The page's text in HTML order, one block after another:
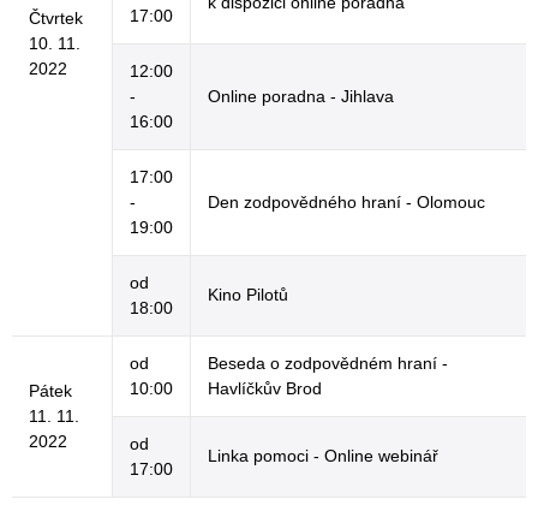
Čtvrtek
10. 11.
2022
17:00
12:00
-
16:00
Online poradna - Jihlava
17:00
-
19:00
Den zodpovědného hraní - Olomouc
od
18:00
Kino Pilotů
Pátek
11. 11.
2022
od
10:00
Beseda o zodpovědném hraní -
Havlíčkův Brod
od
17:00
Linka pomoci - Online webinář